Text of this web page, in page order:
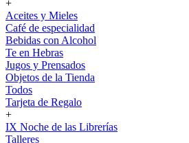
+
Aceites y Mieles
Café de especialidad
Bebidas con Alcohol
Te en Hebras
Jugos y Prensados
Objetos de la Tienda
Todos
Tarjeta de Regalo
+
IX Noche de las Librerías
Talleres